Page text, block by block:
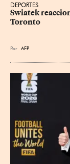
DEPORTES
Swiatek
Toronto
Por AFP